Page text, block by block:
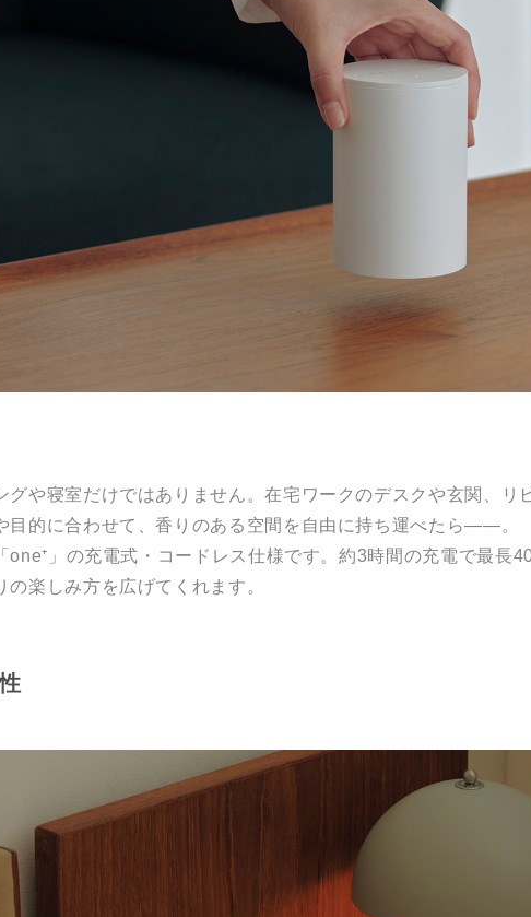
グや寝室だけではありません。在宅ワークのデスクや玄関、リ
目的に合わせて、香りのある空間を自由に持ち運べたら――。
one⁺」の充電式・コードレス仕様です。約3時間の充電で最長
楽しみ方を広げてくれます。